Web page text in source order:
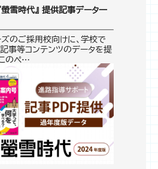
螢雪時代』 提供記事データ一
ズのご採用校向けに、学校で
事等コンテンツのデータを提
のペ…